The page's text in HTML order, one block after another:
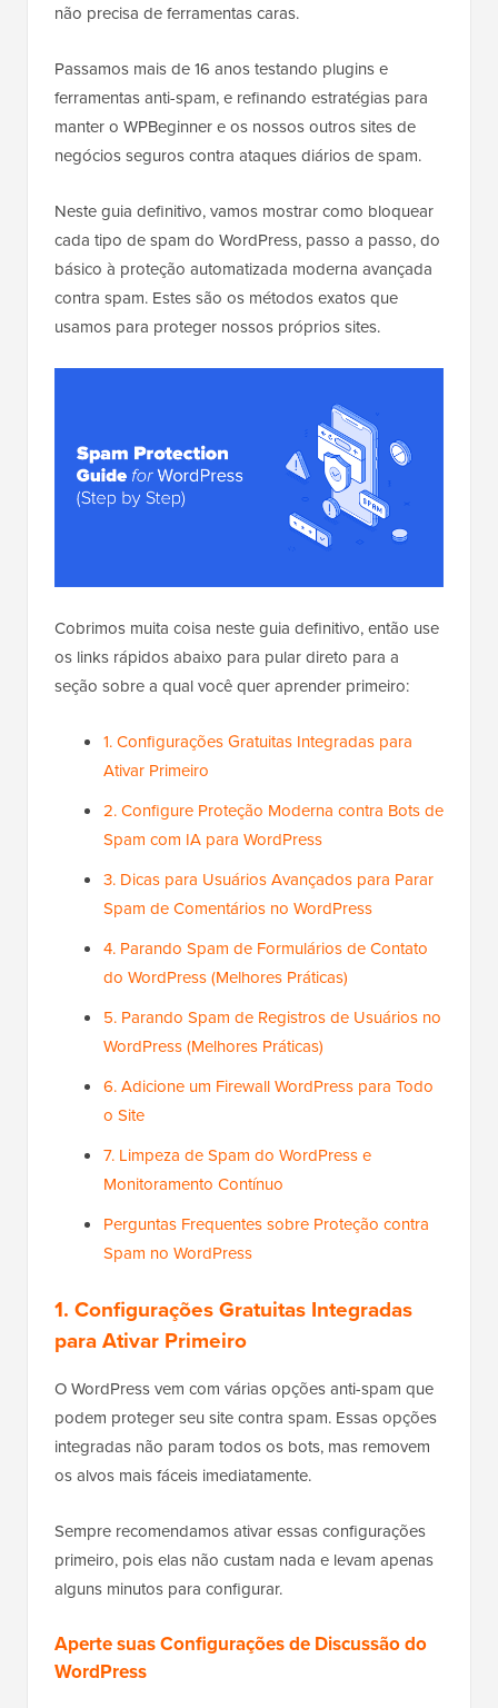
não precisa de ferramentas caras.
Passamos mais de 16 anos testando plugins e
ferramentas anti-spam, e refinando estratégias para
manter o WPBeginner e os nossos outros sites de
negócios seguros contra ataques diários de spam.
Neste guia definitivo, vamos mostrar como bloquear
cada tipo de spam do WordPress, passo a passo, do
básico à proteção automatizada moderna avançada
contra spam. Estes são os métodos exatos que
usamos para proteger nossos próprios sites.
Cobrimos muita coisa neste guia definitivo, então use
os links rápidos abaixo para pular direto para a
seção sobre a qual você quer aprender primeiro:
1. Configurações Gratuitas Integradas para
Ativar Primeiro
2. Configure Proteção Moderna contra Bots de
Spam com IA para WordPress
3. Dicas para Usuários Avançados para Parar
Spam de Comentários no WordPress
4. Parando Spam de Formulários de Contato
do WordPress (Melhores Práticas)
5. Parando Spam de Registros de Usuários no
WordPress (Melhores Práticas)
6. Adicione um Firewall WordPress para Todo
o Site
7. Limpeza de Spam do WordPress e
Monitoramento Contínuo
Perguntas Frequentes sobre Proteção contra
Spam no WordPress
1. Configurações Gratuitas Integradas
para Ativar Primeiro
O WordPress vem com várias opções anti-spam que
podem proteger seu site contra spam. Essas opções
integradas não param todos os bots, mas removem
os alvos mais fáceis imediatamente.
Sempre recomendamos ativar essas configurações
primeiro, pois elas não custam nada e levam apenas
alguns minutos para configurar.
Aperte suas Configurações de Discussão do
WordPress